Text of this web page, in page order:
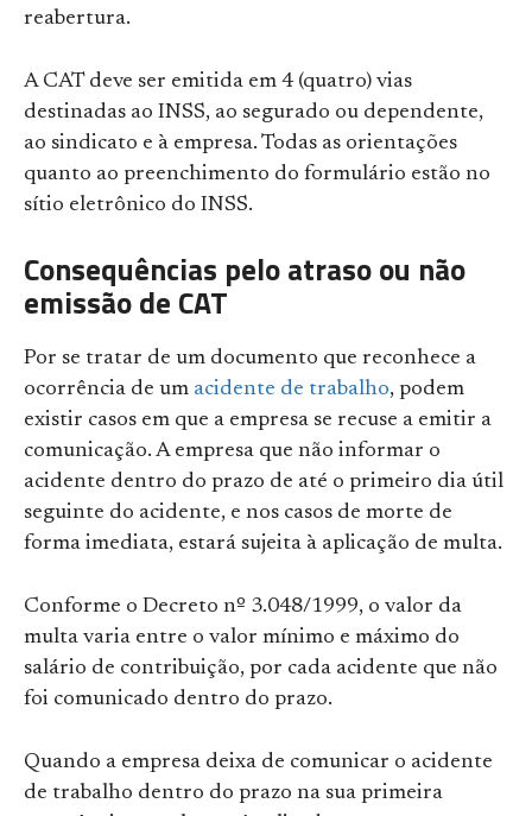
reabertura.
A CAT deve ser emitida em 4 (quatro) vias
destinadas ao INSS, ao segurado ou dependente,
ao sindicato e à empresa. Todas as orientações
quanto ao preenchimento do formulário estão no
sítio eletrônico do INSS.
Consequências pelo atraso ou não
emissão de CAT
Por se tratar de um documento que reconhece a
ocorrência de um acidente de trabalho, podem
existir casos em que a empresa se recuse a emitir a
comunicação. A empresa que não informar o
acidente dentro do prazo de até o primeiro dia útil
seguinte do acidente, e nos casos de morte de
forma imediata, estará sujeita à aplicação de multa.
Conforme o Decreto nº 3.048/1999, o valor da
multa varia entre o valor mínimo e máximo do
salário de contribuição, por cada acidente que não
foi comunicado dentro do prazo.
Quando a empresa deixa de comunicar o acidente
de trabalho dentro do prazo na sua primeira